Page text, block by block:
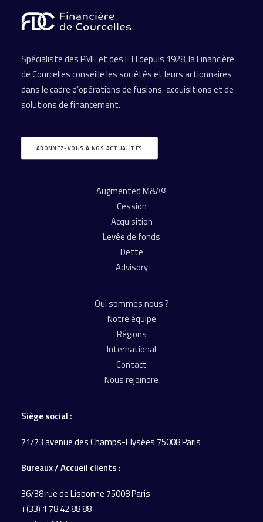
Spécialiste des PME et des ETI depuis 1928, la Financière
de Courcelles conseille les sociétés et leurs actionnaires
dans le cadre d’opérations de fusions-acquisitions et de
solutions de financement.
ABONNEZ-VOUS À NOS ACTUALITÉS
Augmented M&A®
Cession
Acquisition
Levée de fonds
Dette
Advisory
Qui sommes nous ?
Notre équipe
Régions
International
Contact
Nous rejoindre
Siège social :
71/73 avenue des Champs-Elysées 75008 Paris
Bureaux / Accueil clients :
36/38 rue de Lisbonne75008 Paris
+(33) 1 78 42 88 88